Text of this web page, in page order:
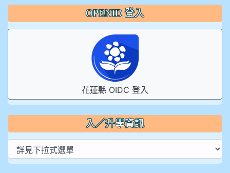
OPENID 登入
花蓮縣 OIDC 登入
入／升學資訊